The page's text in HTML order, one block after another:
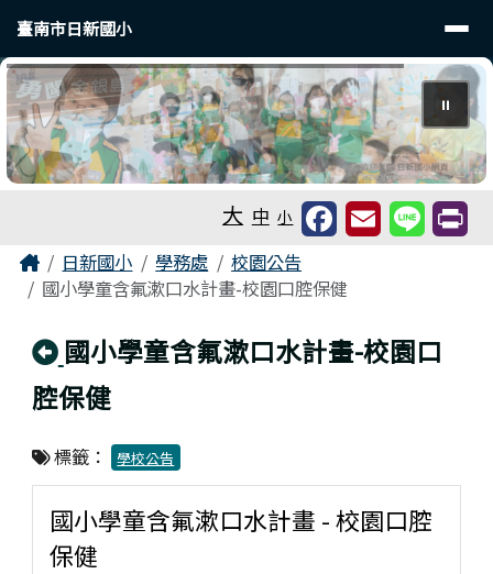
臺南市日新國小
導覽列
臺南市日新國小
⏸
大 中 小
主內容區域
Home日新國小 學務處
校園公告
國小學童含氟漱口水計畫-校園口腔保健
回上頁
國小學童含氟漱口水計畫-校園口
腔保健
標籤： 學校公告
國小學童含氟漱口水計畫 - 校園口腔
保健
頁尾區域